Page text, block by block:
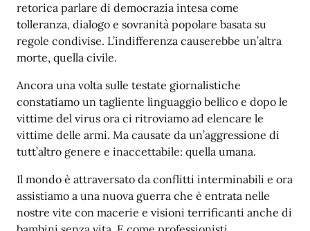
retorica parlare di democrazia intesa come
tolleranza, dialogo e sovranità popolare basata su
regole condivise. L’indifferenza causerebbe un’altra
morte, quella civile.
Ancora una volta sulle testate giornalistiche
constatiamo un tagliente linguaggio bellico e dopo le
vittime del virus ora ci ritroviamo ad elencare le
vittime delle armi. Ma causate da un’aggressione di
tutt’altro genere e inaccettabile: quella umana.
Il mondo è attraversato da conflitti interminabili e ora
assistiamo a una nuova guerra che è entrata nelle
nostre vite con macerie e visioni terrificanti anche di